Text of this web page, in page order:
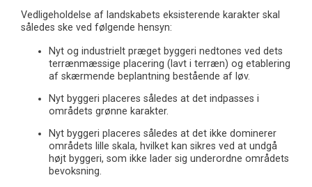
Vedligeholdelse af landskabets eksisterende karakter skal
således ske ved følgende hensyn:
Nyt og industrielt præget byggeri nedtones ved dets
terrænmæssige placering (lavt i terræn) og etablering
af skærmende beplantning bestående af løv.
Nyt byggeri placeres således at det indpasses i
områdets grønne karakter.
Nyt byggeri placeres således at det ikke dominerer
områdets lille skala, hvilket kan sikres ved at undgå
højt byggeri, som ikke lader sig underordne områdets
bevoksning.